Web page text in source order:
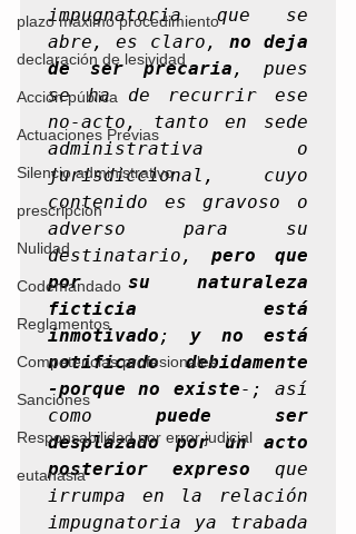
plazo máximo procedimiento
declaración de lesividad
Acción pública
Actuaciones Previas
Silencio administrativo
prescripcion
Nulidad
Codemandado
Reglamentos
Competencias profesionales
Sanciones
Responsabilidad por error judicial
eutanasia
impugnatoria que se
abre, es claro, no deja
de ser precaria , pues
se ha de recurrir ese
no-acto, tanto en sede
administrativa o
jurisdiccional, cuyo
contenido es gravoso o
adverso para su
destinatario, pero que
por su naturaleza
ficticia está
inmotivado; y no está
notificado debidamente
-porque no existe-; así
como puede ser
desplazado por un acto
posterior expreso que
irrumpa en la relación
impugnatoria ya trabada